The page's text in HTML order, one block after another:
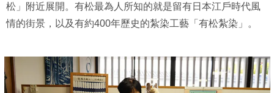
松」附近展開。有松最為人所知的就是留有日本江戶時代風
情的街景，以及有約400年歷史的紮染工藝「有松紮染」。